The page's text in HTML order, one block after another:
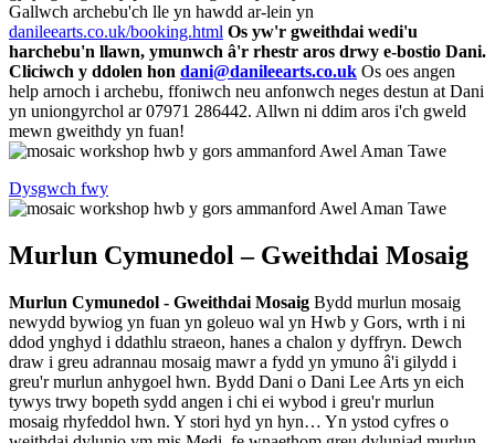
Gallwch archebu'ch lle yn hawdd ar-lein yn
danileearts.co.uk/booking.html Os yw'r gweithdai wedi'u
harchebu'n llawn, ymunwch â'r rhestr aros drwy e-bostio Dani.
Cliciwch y ddolen hon dani@danileearts.co.uk Os oes angen
help arnoch i archebu, ffoniwch neu anfonwch neges destun at Dani
yn uniongyrchol ar 07971 286442. Allwn ni ddim aros i'ch gweld
mewn gweithdy yn fuan!
Dysgwch fwy
Murlun Cymunedol – Gweithdai Mosaig
Murlun Cymunedol - Gweithdai Mosaig Bydd murlun mosaig
newydd bywiog yn fuan yn goleuo wal yn Hwb y Gors, wrth i ni
ddod ynghyd i ddathlu straeon, hanes a chalon y dyffryn. Dewch
draw i greu adrannau mosaig mawr a fydd yn ymuno â'i gilydd i
greu'r murlun anhygoel hwn. Bydd Dani o Dani Lee Arts yn eich
tywys trwy bopeth sydd angen i chi ei wybod i greu'r murlun
mosaig rhyfeddol hwn. Y stori hyd yn hyn… Yn ystod cyfres o